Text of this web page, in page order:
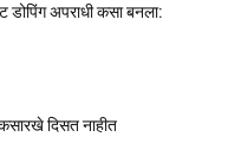
डोपिंग अपराधी कसा बनला:
दिसत नाहीत